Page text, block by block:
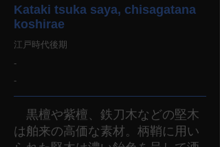
Kataki tsuka saya, chisagatana
koshirae
江戸時代後期
-
-
黒檀や紫檀、鉄刀木などの堅木
は舶来の高価な素材。柄鞘に用い